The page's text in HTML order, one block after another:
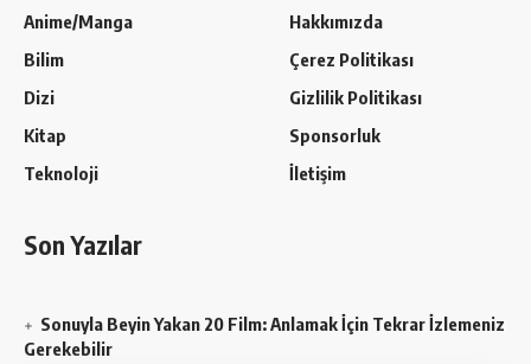
Anime/Manga
Bilim
Dizi
Kitap
Teknoloji
Hakkımızda
Çerez Politikası
Gizlilik Politikası
Sponsorluk
İletişim
Son Yazılar
Sonuyla Beyin Yakan 20 Film: Anlamak İçin Tekrar İzlemeniz
Gerekebilir